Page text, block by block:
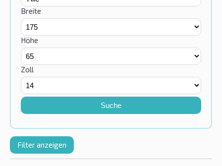
Breite
Höhe
Zoll
Suche
Filter anzeigen